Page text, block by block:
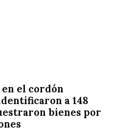
el cordón
a 148
bienes por